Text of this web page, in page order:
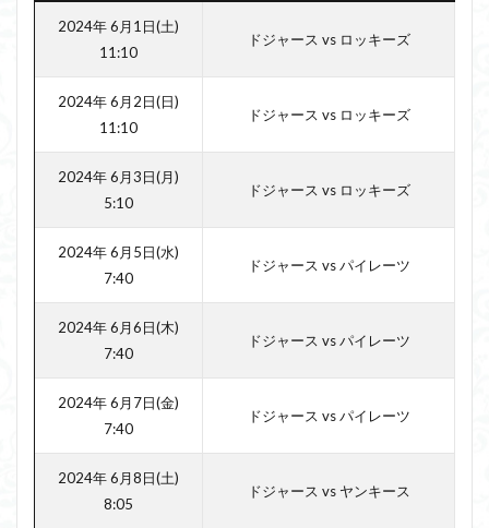
2024年 6月1日(土)
11:10
ドジャース vs ロッキーズ
2024年 6月2日(日)
11:10
ドジャース vs ロッキーズ
2024年 6月3日(月)
5:10
ドジャース vs ロッキーズ
2024年 6月5日(水)
7:40
ドジャース vs パイレーツ
2024年 6月6日(木)
7:40
ドジャース vs パイレーツ
2024年 6月7日(金)
7:40
ドジャース vs パイレーツ
2024年 6月8日(土)
8:05
ドジャース vs ヤンキース